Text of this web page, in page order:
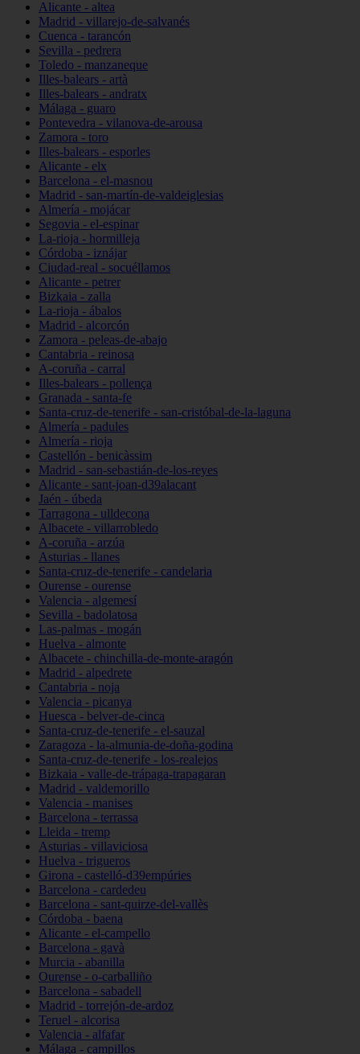
Alicante - altea
Madrid - villarejo-de-salvanés
Cuenca - tarancón
Sevilla - pedrera
Toledo - manzaneque
Illes-balears - artà
Illes-balears - andratx
Málaga - guaro
Pontevedra - vilanova-de-arousa
Zamora - toro
Illes-balears - esporles
Alicante - elx
Barcelona - el-masnou
Madrid - san-martín-de-valdeiglesias
Almería - mojácar
Segovia - el-espinar
La-rioja - hormilleja
Córdoba - iznájar
Ciudad-real - socuéllamos
Alicante - petrer
Bizkaia - zalla
La-rioja - ábalos
Madrid - alcorcón
Zamora - peleas-de-abajo
Cantabria - reinosa
A-coruña - carral
Illes-balears - pollença
Granada - santa-fe
Santa-cruz-de-tenerife - san-cristóbal-de-la-laguna
Almería - padules
Almería - rioja
Castellón - benicàssim
Madrid - san-sebastián-de-los-reyes
Alicante - sant-joan-d39alacant
Jaén - úbeda
Tarragona - ulldecona
Albacete - villarrobledo
A-coruña - arzúa
Asturias - llanes
Santa-cruz-de-tenerife - candelaria
Ourense - ourense
Valencia - algemesí
Sevilla - badolatosa
Las-palmas - mogán
Huelva - almonte
Albacete - chinchilla-de-monte-aragón
Madrid - alpedrete
Cantabria - noja
Valencia - picanya
Huesca - belver-de-cinca
Santa-cruz-de-tenerife - el-sauzal
Zaragoza - la-almunia-de-doña-godina
Santa-cruz-de-tenerife - los-realejos
Bizkaia - valle-de-trápaga-trapagaran
Madrid - valdemorillo
Valencia - manises
Barcelona - terrassa
Lleida - tremp
Asturias - villaviciosa
Huelva - trigueros
Girona - castelló-d39empúries
Barcelona - cardedeu
Barcelona - sant-quirze-del-vallès
Córdoba - baena
Alicante - el-campello
Barcelona - gavà
Murcia - abanilla
Ourense - o-carballiño
Barcelona - sabadell
Madrid - torrejón-de-ardoz
Teruel - alcorisa
Valencia - alfafar
Málaga - campillos